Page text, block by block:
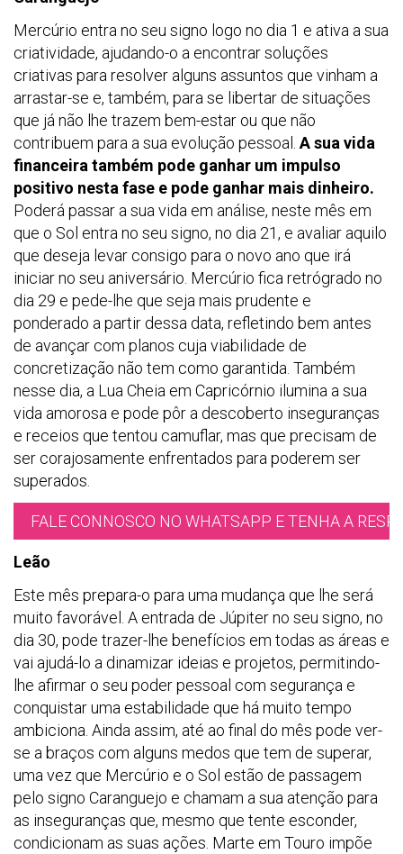
Mercúrio entra no seu signo logo no dia 1 e ativa a sua
criatividade, ajudando-o a encontrar soluções
criativas para resolver alguns assuntos que vinham a
arrastar-se e, também, para se libertar de situações
que já não lhe trazem bem-estar ou que não
contribuem para a sua evolução pessoal.A sua vida
financeira também pode ganhar um impulso
positivo nesta fase e pode ganhar mais dinheiro.
Poderá passar a sua vida em análise, neste mês em
que o Sol entra no seu signo, no dia 21, e avaliar aquilo
que deseja levar consigo para o novo ano que irá
iniciar no seu aniversário. Mercúrio fica retrógrado no
dia 29 e pede-lhe que seja mais prudente e
ponderado a partir dessa data, refletindo bem antes
de avançar com planos cuja viabilidade de
concretização não tem como garantida. Também
nesse dia, a Lua Cheia em Capricórnio ilumina a sua
vida amorosa e pode pôr a descoberto inseguranças
e receios que tentou camuflar, mas que precisam de
ser corajosamente enfrentados para poderem ser
superados.
FALE CONNOSCO NO WHATSAPP E TENHA A
Leão
Este mês prepara-o para uma mudança que lhe será
muito favorável. A entrada de Júpiter no seu signo, no
dia 30, pode trazer-lhe benefícios em todas as áreas e
vai ajudá-lo a dinamizar ideias e projetos, permitindo-
lhe afirmar o seu poder pessoal com segurança e
conquistar uma estabilidade que há muito tempo
ambiciona. Ainda assim, até ao final do mês pode ver-
se a braços com alguns medos que tem de superar,
uma vez que Mercúrio e o Sol estão de passagem
pelo signo Caranguejo e chamam a sua atenção para
as inseguranças que, mesmo que tente esconder,
condicionam as suas ações. Marte em Touro impõe